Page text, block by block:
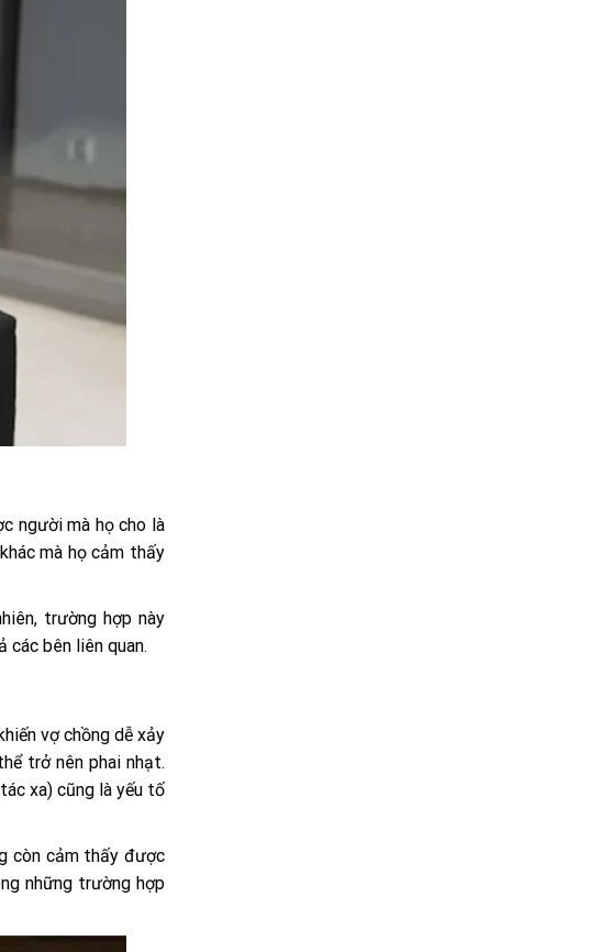
người mà họ cho là
mà họ cảm thấy
trường hợp này
các bên liên quan.
vợ chồng dễ xảy
trở nên phai nhạt.
xa) cũng là yếu tố
còn cảm thấy được
những trường hợp